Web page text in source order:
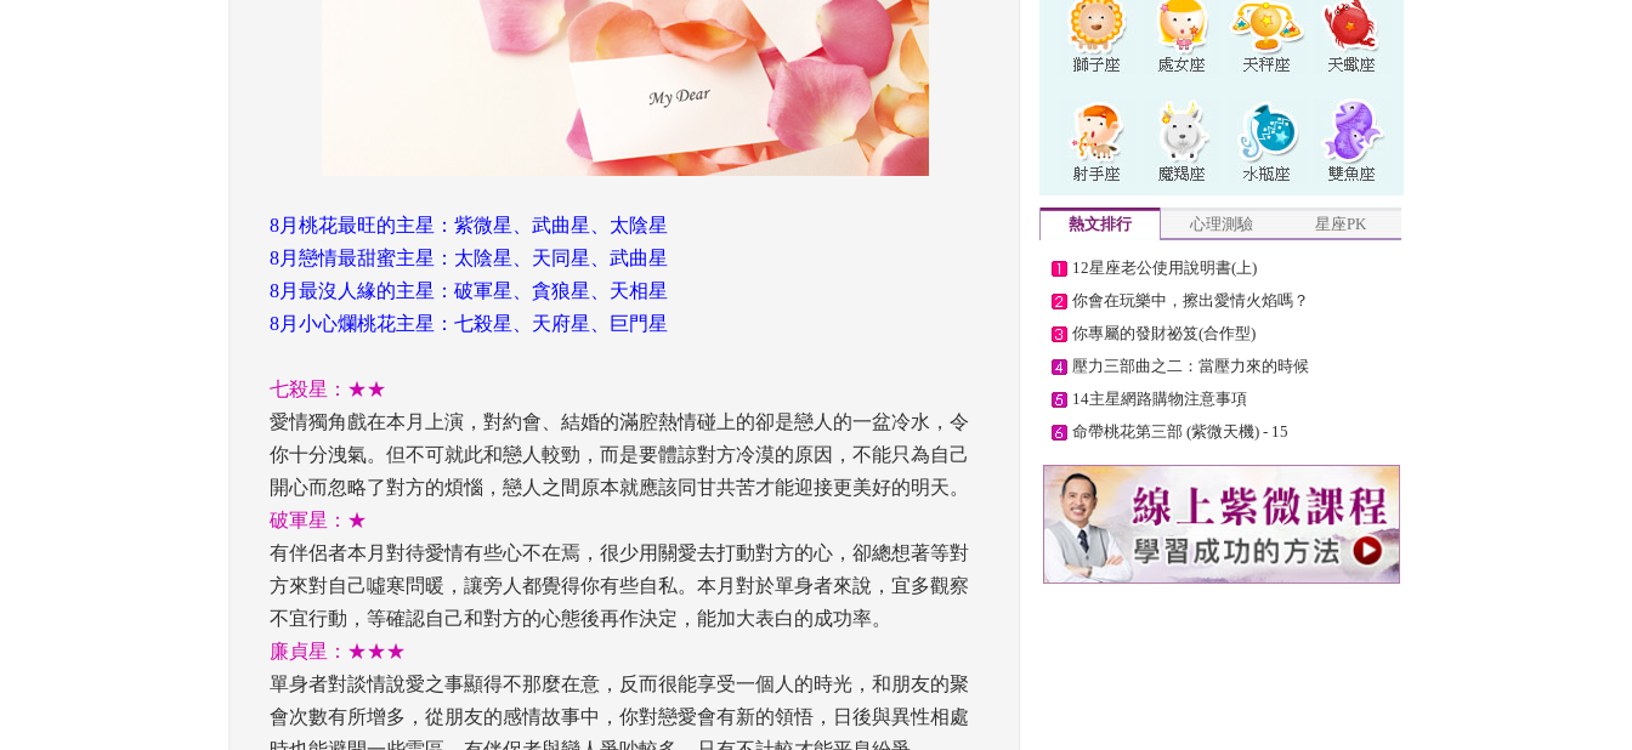
8月桃花最旺的主星：紫微星、武曲星、太陰星
8月戀情最甜蜜主星：太陰星、天同星、武曲星
8月最沒人緣的主星：破軍星、貪狼星、天相星
8月小心爛桃花主星：七殺星、天府星、巨門星
七殺星：★★
愛情獨角戲在本月上演，對約會、結婚的滿腔熱情碰上的卻是戀人的一盆冷水，令
你十分洩氣。但不可就此和戀人較勁，而是要體諒對方冷漠的原因，不能只為自己
開心而忽略了對方的煩惱，戀人之間原本就應該同甘共苦才能迎接更美好的明天。
破軍星：★
有伴侶者本月對待愛情有些心不在焉，很少用關愛去打動對方的心，卻總想著等對
方來對自己噓寒問暖，讓旁人都覺得你有些自私。本月對於單身者來說，宜多觀察
不宜行動，等確認自己和對方的心態後再作決定，能加大表白的成功率。
廉貞星：★★★
單身者對談情說愛之事顯得不那麼在意，反而很能享受一個人的時光，和朋友的聚
會次數有所增多，從朋友的感情故事中，你對戀愛會有新的領悟，日後與異性相處
熱文排行 心理測驗 星座PK
12星座老公使用說明書(上)
你會在玩樂中，擦出愛情火焰嗎？
你專屬的發財祕笈(合作型)
壓力三部曲之二：當壓力來的時候
14主星網路購物注意事項
命帶桃花第三部 (紫微天機) - 15